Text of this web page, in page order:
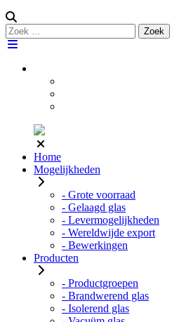
Zoeken
naar:
Zoek
Home
Mogelijkheden
- Grote voorraad
- Gelaagd glas
- Levermogelijkheden
- Wereldwijde export
- Bewerkingen
Producten
- Productgroepen
- Brandwerend glas
- Isolerend glas